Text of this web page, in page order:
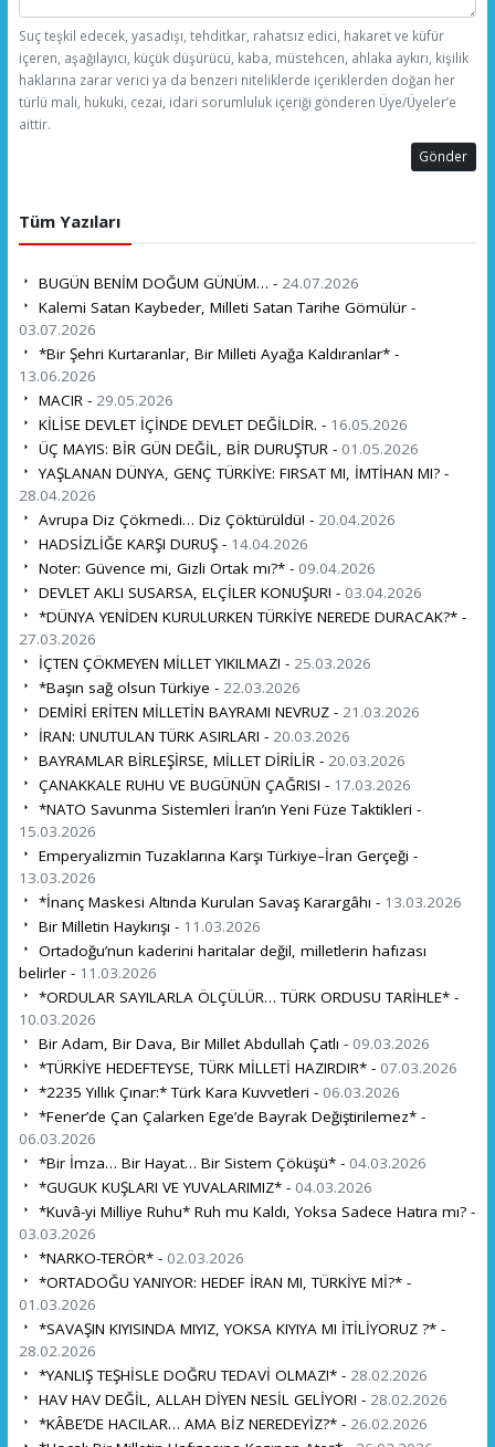
Suç teşkil edecek, yasadışı, tehditkar, rahatsız edici, hakaret ve küfür
içeren, aşağılayıcı, küçük düşürücü, kaba, müstehcen, ahlaka aykırı, kişilik
haklarına zarar verici ya da benzeri niteliklerde içeriklerden doğan her
türlü mali, hukuki, cezai, idari sorumluluk içeriği gönderen Üye/Üyeler’e
aittir.
Gönder
Tüm Yazıları
BUGÜN BENİM DOĞUM GÜNÜM… - 24.07.2026
Kalemi Satan Kaybeder, Milleti Satan Tarihe Gömülür -
03.07.2026
*Bir Şehri Kurtaranlar, Bir Milleti Ayağa Kaldıranlar* -
13.06.2026
MACIR - 29.05.2026
KİLİSE DEVLET İÇİNDE DEVLET DEĞİLDİR. - 16.05.2026
ÜÇ MAYIS: BİR GÜN DEĞİL, BİR DURUŞTUR - 01.05.2026
YAŞLANAN DÜNYA, GENÇ TÜRKİYE: FIRSAT MI, İMTİHAN MI? -
28.04.2026
Avrupa Diz Çökmedi… Diz Çöktürüldü! - 20.04.2026
HADSİZLİĞE KARŞI DURUŞ - 14.04.2026
Noter: Güvence mi, Gizli Ortak mı?* - 09.04.2026
DEVLET AKLI SUSARSA, ELÇİLER KONUŞUR! - 03.04.2026
*DÜNYA YENİDEN KURULURKEN TÜRKİYE NEREDE DURACAK?* -
27.03.2026
İÇTEN ÇÖKMEYEN MİLLET YIKILMAZ! - 25.03.2026
*Başın sağ olsun Türkiye - 22.03.2026
DEMİRİ ERİTEN MİLLETİN BAYRAMI NEVRUZ - 21.03.2026
İRAN: UNUTULAN TÜRK ASIRLARI - 20.03.2026
BAYRAMLAR BİRLEŞİRSE, MİLLET DİRİLİR - 20.03.2026
ÇANAKKALE RUHU VE BUGÜNÜN ÇAĞRISI - 17.03.2026
*NATO Savunma Sistemleri İran’ın Yeni Füze Taktikleri -
15.03.2026
Emperyalizmin Tuzaklarına Karşı Türkiye–İran Gerçeği -
13.03.2026
*İnanç Maskesi Altında Kurulan Savaş Karargâhı - 13.03.2026
Bir Milletin Haykırışı - 11.03.2026
Ortadoğu’nun kaderini haritalar değil, milletlerin hafızası
belirler - 11.03.2026
*ORDULAR SAYILARLA ÖLÇÜLÜR… TÜRK ORDUSU TARİHLE* -
10.03.2026
Bir Adam, Bir Dava, Bir Millet Abdullah Çatlı - 09.03.2026
*TÜRKİYE HEDEFTEYSE, TÜRK MİLLETİ HAZIRDIR* - 07.03.2026
*2235 Yıllık Çınar:* Türk Kara Kuvvetleri - 06.03.2026
*Fener’de Çan Çalarken Ege’de Bayrak Değiştirilemez* -
06.03.2026
*Bir İmza… Bir Hayat… Bir Sistem Çöküşü* - 04.03.2026
*GUGUK KUŞLARI VE YUVALARIMIZ* - 04.03.2026
*Kuvâ-yi Milliye Ruhu* Ruh mu Kaldı, Yoksa Sadece Hatıra mı? -
03.03.2026
*NARKO-TERÖR* - 02.03.2026
*ORTADOĞU YANIYOR: HEDEF İRAN MI, TÜRKİYE Mİ?* -
01.03.2026
*SAVAŞIN KIYISINDA MIYIZ, YOKSA KIYIYA MI İTİLİYORUZ ?* -
28.02.2026
*YANLIŞ TEŞHİSLE DOĞRU TEDAVİ OLMAZ!* - 28.02.2026
HAV HAV DEĞİL, ALLAH DİYEN NESİL GELİYOR! - 28.02.2026
*KÂBE’DE HACILAR… AMA BİZ NEREDEYİZ?* - 26.02.2026